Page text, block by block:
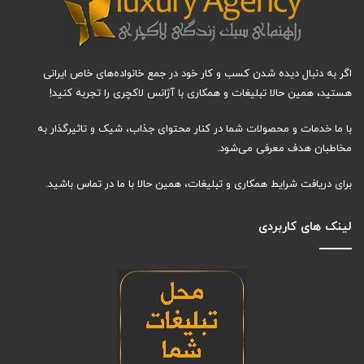
اگر به دنبال دیده شدن کسب و کار خود در جمع خانواده‌های خاص ایرانی
هستید، همین حالا تبلیغات و همکاری با آژانس لاکچری را تجربه کنید!
با ما خدمات و محصولات شما در کنار محتوای جذاب، شیک و تاثیرگذار به
مخاطبان هدف معرفی می‌شود.
برای دریافت شرایط همکاری و تبلیغات، همین حالا با ما در تماس باشید.
لینک های کاربردی